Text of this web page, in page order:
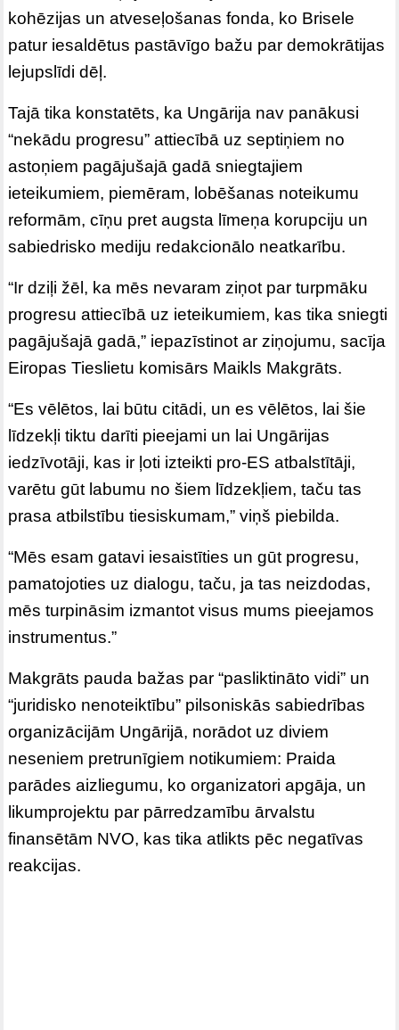
kohēzijas un atveseļošanas fonda, ko Brisele
patur iesaldētus pastāvīgo bažu par demokrātijas
lejupslīdi dēļ.
Tajā tika konstatēts, ka Ungārija nav panākusi
“nekādu progresu” attiecībā uz septiņiem no
astoņiem pagājušajā gadā sniegtajiem
ieteikumiem, piemēram, lobēšanas noteikumu
reformām, cīņu pret augsta līmeņa korupciju un
sabiedrisko mediju redakcionālo neatkarību.
“Ir dziļi žēl, ka mēs nevaram ziņot par turpmāku
progresu attiecībā uz ieteikumiem, kas tika sniegti
pagājušajā gadā,” iepazīstinot ar ziņojumu, sacīja
Eiropas Tieslietu komisārs Maikls Makgrāts.
“Es vēlētos, lai būtu citādi, un es vēlētos, lai šie
līdzekļi tiktu darīti pieejami un lai Ungārijas
iedzīvotāji, kas ir ļoti izteikti pro-ES atbalstītāji,
varētu gūt labumu no šiem līdzekļiem, taču tas
prasa atbilstību tiesiskumam,” viņš piebilda.
“Mēs esam gatavi iesaistīties un gūt progresu,
pamatojoties uz dialogu, taču, ja tas neizdodas,
mēs turpināsim izmantot visus mums pieejamos
instrumentus.”
Makgrāts pauda bažas par “pasliktināto vidi” un
“juridisko nenoteiktību” pilsoniskās sabiedrības
organizācijām Ungārijā, norādot uz diviem
neseniem pretrunīgiem notikumiem: Praida
parādes aizliegumu, ko organizatori apgāja, un
likumprojektu par pārredzamību ārvalstu
finansētām NVO, kas tika atlikts pēc negatīvas
reakcijas.